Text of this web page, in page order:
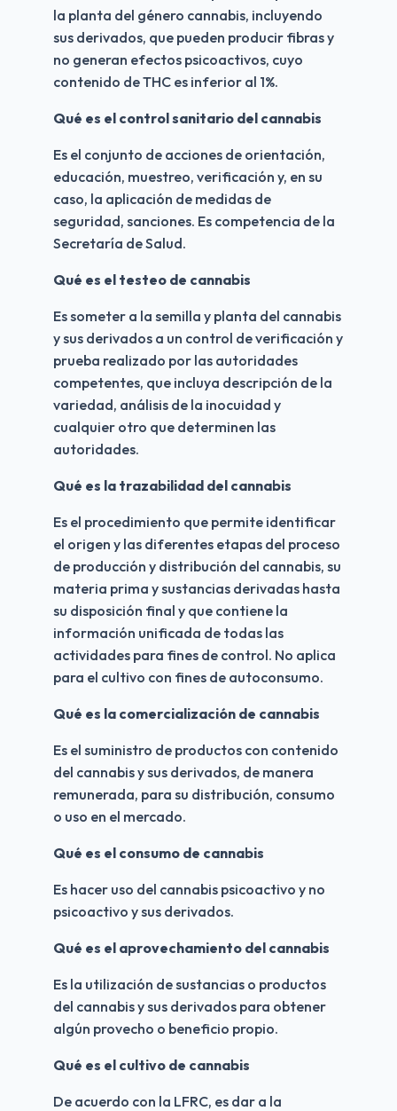
la planta del género cannabis, incluyendo
sus derivados, que pueden producir fibras y
no generan efectos psicoactivos, cuyo
contenido de THC es inferior al 1%.
Qué es el control sanitario del cannabis
Es el conjunto de acciones de orientación,
educación, muestreo, verificación y, en su
caso, la aplicación de medidas de
seguridad, sanciones. Es competencia de la
Secretaría de Salud.
Qué es el testeo de cannabis
Es someter a la semilla y planta del cannabis
y sus derivados a un control de verificación y
prueba realizado por las autoridades
competentes, que incluya descripción de la
variedad, análisis de la inocuidad y
cualquier otro que determinen las
autoridades.
Qué es la trazabilidad del cannabis
Es el procedimiento que permite identificar
el origen y las diferentes etapas del proceso
de producción y distribución del cannabis, su
materia prima y sustancias derivadas hasta
su disposición final y que contiene la
información unificada de todas las
actividades para fines de control. No aplica
para el cultivo con fines de autoconsumo.
Qué es la comercialización de cannabis
Es el suministro de productos con contenido
del cannabis y sus derivados, de manera
remunerada, para su distribución, consumo
o uso en el mercado.
Qué es el consumo de cannabis
Es hacer uso del cannabis psicoactivo y no
psicoactivo y sus derivados.
Qué es el aprovechamiento del cannabis
Es la utilización de sustancias o productos
del cannabis y sus derivados para obtener
algún provecho o beneficio propio.
Qué es el cultivo de cannabis
De acuerdo con la LFRC, es dar a la